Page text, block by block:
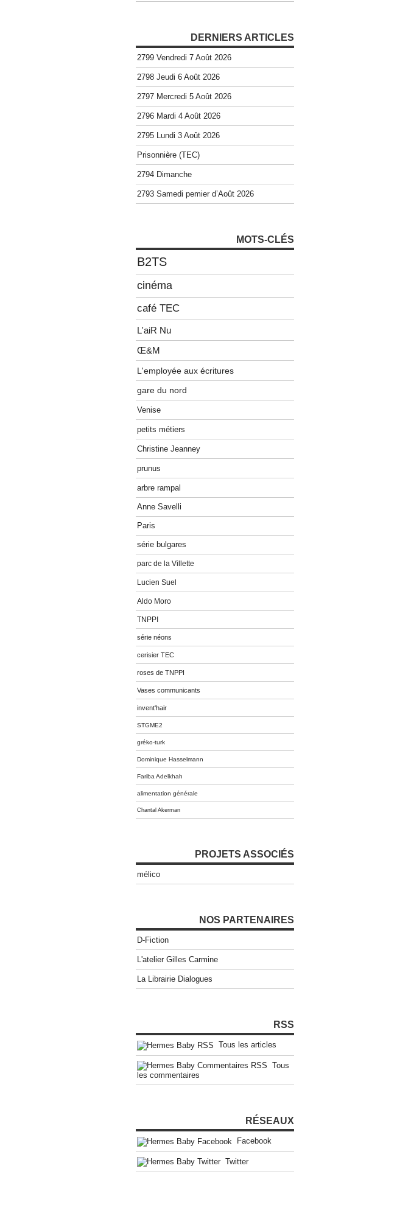
DERNIERS ARTICLES
2799 Vendredi 7 Août 2026
2798 Jeudi 6 Août 2026
2797 Mercredi 5 Août 2026
2796 Mardi 4 Août 2026
2795 Lundi 3 Août 2026
Prisonnière (TEC)
2794 Dimanche
2793 Samedi pemier d’Août 2026
MOTS-CLÉS
B2TS
cinéma
café TEC
L'aiR Nu
Œ&M
L'employée aux écritures
gare du nord
Venise
petits métiers
Christine Jeanney
prunus
arbre rampal
Anne Savelli
Paris
série bulgares
parc de la Villette
Lucien Suel
Aldo Moro
TNPPI
série néons
cerisier TEC
roses de TNPPI
Vases communicants
invent'hair
STGME2
gréko-turk
Dominique Hasselmann
Fariba Adelkhah
alimentation générale
Chantal Akerman
PROJETS ASSOCIÉS
mélico
NOS PARTENAIRES
D-Fiction
L'atelier Gilles Carmine
La Librairie Dialogues
RSS
Tous les articles
Tous
les commentaires
RÉSEAUX
Facebook
Twitter